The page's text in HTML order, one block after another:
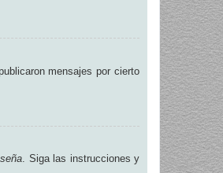
mensajes por cierto
. Siga las instrucciones y